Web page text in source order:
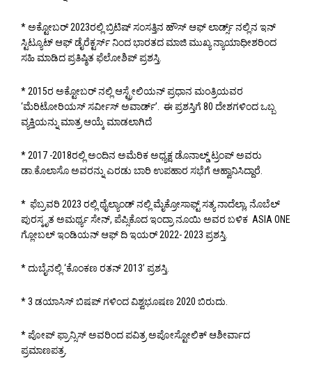
* ಅಕ್ಟೋಬರ್ 2023ರಲ್ಲಿ ಬ್ರಿಟಿಷ್ ಸಂಸತ್ತಿನ ಹೌಸ್ ಆಫ್ ಲಾರ್ಡ್ಸ್ ನಲ್ಲಿನ ಇನ್
ಸ್ಟಿಟ್ಯೂಟ್ ಆಫ್ ಡೈರೆಕ್ಟರ್ಸ್ ನಿಂದ ಭಾರತದ ಮಾಜಿ ಮುಖ್ಯ ನ್ಯಾಯಾಧೀಶರಿಂದ
ಸಹಿ ಮಾಡಿದ ಪ್ರತಿಷ್ಠಿತ ಫೆಲೋಶಿಪ್ ಪ್ರಶಸ್ತಿ.
* 2015ರ ಅಕ್ಟೋಬರ್ ನಲ್ಲಿ ಆಸ್ಟ್ರೇಲಿಯನ್ ಪ್ರಧಾನ ಮಂತ್ರಿಯವರ
‘ಮೆರಿಟೋರಿಯಸ್ ಸರ್ವೀಸ್ ಅವಾರ್ಡ್’. ಈ ಪ್ರಶಸ್ತಿಗೆ 80 ದೇಶಗಳಿಂದ ಒಬ್ಬ
ವ್ಯಕ್ತಿಯನ್ನು ಮಾತ್ರ ಆಯ್ಕೆ ಮಾಡಲಾಗಿದೆ
* 2017 -2018ರಲ್ಲಿ ಅಂದಿನ ಅಮೆರಿಕ ಅಧ್ಯಕ್ಷ ಡೊನಾಲ್ಡ್ ಟ್ರಂಪ್ ಅವರು
ಡಾ.ಕೊಲಾಸೊ ಅವರನ್ನು ಎರಡು ಬಾರಿ ಉಪಹಾರ ಸಭೆಗೆ ಆಹ್ವಾನಿಸಿದ್ದಾರೆ.
* ಫೆಬ್ರವರಿ 2023 ರಲ್ಲಿ ಥೈಲ್ಯಾಂಡ್ ನಲ್ಲಿ ಮೈಕ್ರೋಸಾಫ್ಟ್ ಸತ್ಯ ನಾದೆಲ್ಲಾ, ನೊಬೆಲ್
ಪುರಸ್ಕೃತ ಅಮರ್ಥ್ಯ ಸೇನ್, ಪೆಪ್ಸಿಕೊದ ಇಂದ್ರಾ ನೂಯಿ ಅವರ ಬಳಿಕ ASIA ONE
ಗ್ಲೋಬಲ್ ಇಂಡಿಯನ್ ಆಫ್ ದಿ ಇಯರ್ 2022- 2023 ಪ್ರಶಸ್ತಿ.
* ದುಬೈನಲ್ಲಿ ‘ಕೊಂಕಣ ರತನ್ 2013’ ಪ್ರಶಸ್ತಿ.
* 3 ಡಯಾಸಿಸ್ ಬಿಷಪ್ ಗಳಿಂದ ವಿಶ್ವಭೂಷಣ 2020 ಬಿರುದು.
* ಪೋಪ್ ಫ್ರಾನ್ಸಿಸ್ ಅವರಿಂದ ಪವಿತ್ರ ಅಪೋಸ್ಟೋಲಿಕ್ ಆಶೀರ್ವಾದ
ಪ್ರಮಾಣಪತ್ರ.